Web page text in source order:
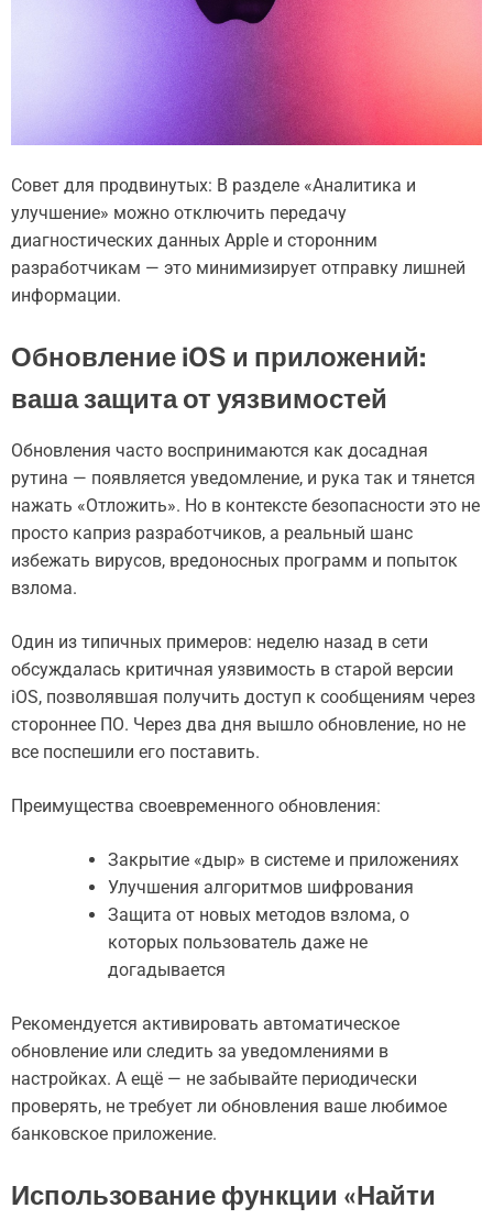
Совет для продвинутых: В разделе «Аналитика и
улучшение» можно отключить передачу
диагностических данных Apple и сторонним
разработчикам — это минимизирует отправку лишней
информации.
Обновление iOS и приложений:
ваша защита от уязвимостей
Обновления часто воспринимаются как досадная
рутина — появляется уведомление, и рука так и тянется
нажать «Отложить». Но в контексте безопасности это не
просто каприз разработчиков, а реальный шанс
избежать вирусов, вредоносных программ и попыток
взлома.
Один из типичных примеров: неделю назад в сети
обсуждалась критичная уязвимость в старой версии
iOS, позволявшая получить доступ к сообщениям через
стороннее ПО. Через два дня вышло обновление, но не
все поспешили его поставить.
Преимущества своевременного обновления:
Закрытие «дыр» в системе и приложениях
Улучшения алгоритмов шифрования
Защита от новых методов взлома, о
которых пользователь даже не
догадывается
Рекомендуется активировать автоматическое
обновление или следить за уведомлениями в
настройках. А ещё — не забывайте периодически
проверять, не требует ли обновления ваше любимое
банковское приложение.
Использование функции «Найти